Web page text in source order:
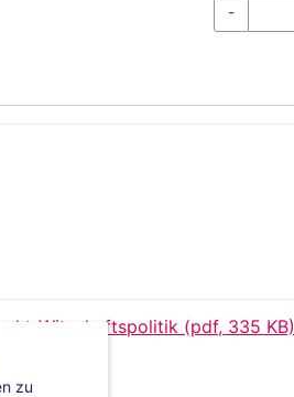
-
Witschaftspolitik (pdf, 335 KB)
zu